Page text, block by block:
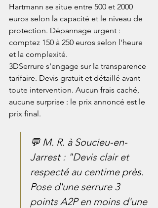
Hartmann se situe entre 500 et 2000
euros selon la capacité et le niveau de
protection. Dépannage urgent :
comptez 150 à 250 euros selon l'heure
et la complexité.
3DSerrure s'engage sur la transparence
tarifaire. Devis gratuit et détaillé avant
toute intervention. Aucun frais caché,
aucune surprise : le prix annoncé est le
prix final.
💬 M. R. à Soucieu-en-
Jarrest : "Devis clair et
respecté au centime près.
Pose d'une serrure 3
points A2P en moins d'une